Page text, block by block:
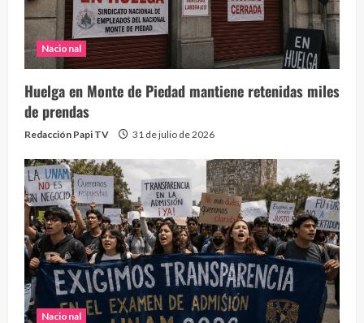
Nacional
Huelga en Monte de Piedad mantiene retenidas miles
de prendas
Redacción Papi TV 31 de julio de 2026
Nacional